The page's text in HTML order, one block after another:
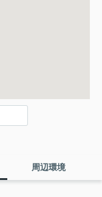
周辺環境